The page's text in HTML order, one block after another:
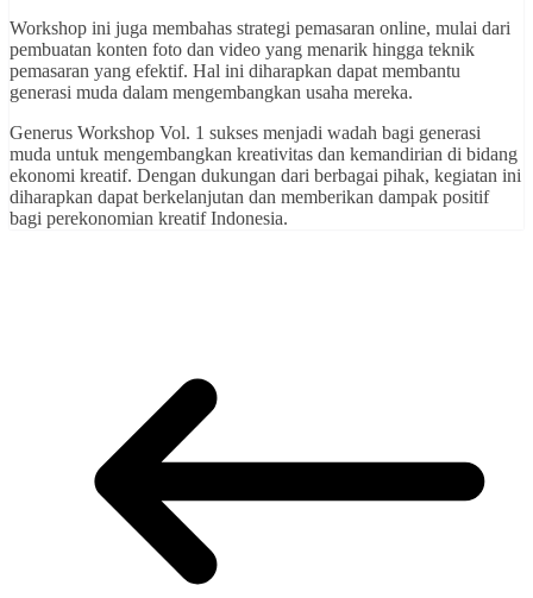
Workshop ini juga membahas strategi pemasaran online, mulai dari
pembuatan konten foto dan video yang menarik hingga teknik
pemasaran yang efektif. Hal ini diharapkan dapat membantu
generasi muda dalam mengembangkan usaha mereka.
Generus Workshop Vol. 1 sukses menjadi wadah bagi generasi
muda untuk mengembangkan kreativitas dan kemandirian di bidang
ekonomi kreatif. Dengan dukungan dari berbagai pihak, kegiatan ini
diharapkan dapat berkelanjutan dan memberikan dampak positif
bagi perekonomian kreatif Indonesia.